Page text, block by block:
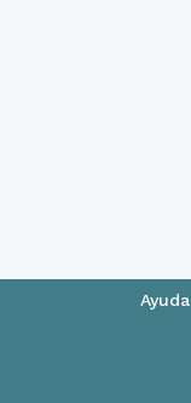
Ayuda